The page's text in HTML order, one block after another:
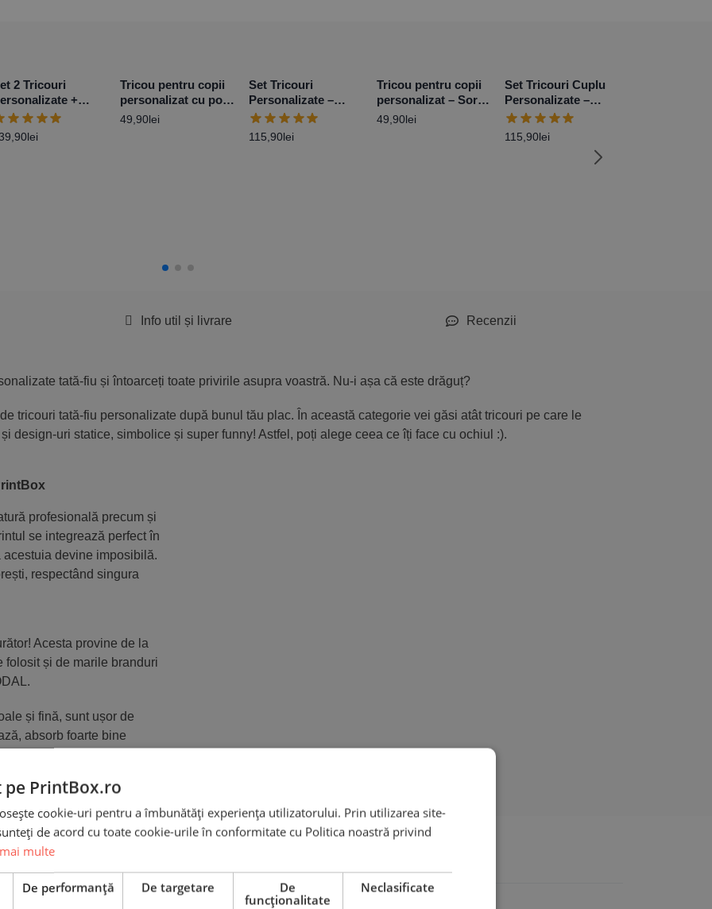
2 Tricouri
+
– Primul Paște
Boy
lei
Tricou pentru copii
personalizat cu poză
și mesaj
49,90lei
Set Tricouri
Personalizate –
Viitori Bunici
115,90lei
Tricou pentru copii
personalizat – Sora
mai mare
49,90lei
Set Tricouri Cuplu
Personalizate –
Viitori părinți Baby
Boy
115,90lei
Info util și livrare Recenzii
tată-fiu și întoarceți toate privirile asupra voastră. Nu-i așa că este drăguț?
tricouri tată-fiu personalizate după bunul tău plac. În această categorie vei găsi atât tricouri pe care le
design-uri statice, simbolice și super funny! Astfel, poți alege ceea ce îți face cu ochiul :).
profesională precum și
se integrează perfect în
devine imposibilă.
respectând singura
Acesta provine de la
folosit și de marile branduri
și fină, sunt ușor de
absorb foarte bine
Recenzii
pe PrintBox.ro
cookie-uri pentru a îmbunătăți experiența utilizatorului. Prin utilizarea site-
de acord cu toate cookie-urile în conformitate cu Politica noastră privind
multe
De performanță De targetare
De
funcţionalitate
Neclasificate